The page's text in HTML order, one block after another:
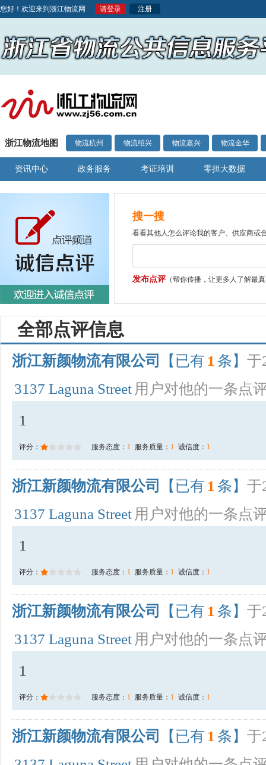
您好！欢迎来到浙江物流网 请登录 注册
浙江物流地图 物流杭州 物流绍兴 物流嘉兴 物流金华
资讯中心 政务服务 考证培训 零担大数据
搜一搜
看看其他人怎么评论我的客户、供应商或
发布点评（帮你传播，让更多人了解最
全部点评信息
浙江新颜物流有限公司 【已有 1 条】 于
3137 Laguna Street 用户对他的一条点
1
评分： 服务态度： 1 服务质量： 1 诚信度： 1
浙江新颜物流有限公司 【已有 1 条】 于
3137 Laguna Street 用户对他的一条点
1
评分： 服务态度： 1 服务质量： 1 诚信度： 1
浙江新颜物流有限公司 【已有 1 条】 于
3137 Laguna Street 用户对他的一条点
1
评分： 服务态度： 1 服务质量： 1 诚信度： 1
浙江新颜物流有限公司 【已有 1 条】 于